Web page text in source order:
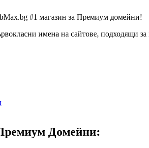
#1 магазин за Премиум домейни!
имена на сайтове, подходящи
Домейни: